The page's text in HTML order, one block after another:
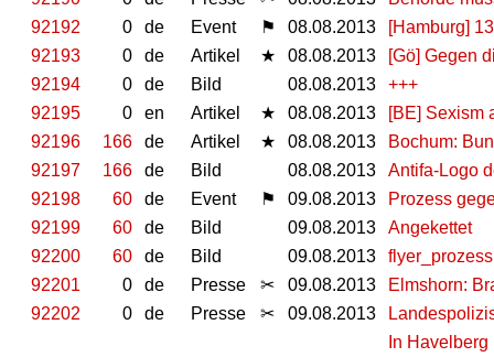
92192
0 de Event ⚑ 08.08.2013
[Hamburg]
92193
0 de Artikel ★ 08.08.2013
[Gö] Gegen
92194
0 de Bild 08.08.2013
+++
92195
0 en Artikel ★ 08.08.2013
[BE] Sexism
92196
166 de Artikel ★ 08.08.2013
Bochum:
92197
166 de Bild 08.08.2013
Antifa-Logo
92198
60 de Event ⚑ 09.08.2013
Prozess
92199
60 de Bild 09.08.2013
Angekettet
92200
60 de Bild 09.08.2013
92201
0 de Presse ✂ 09.08.2013
Elmshorn:
92202
0 de Presse ✂ 09.08.2013
In